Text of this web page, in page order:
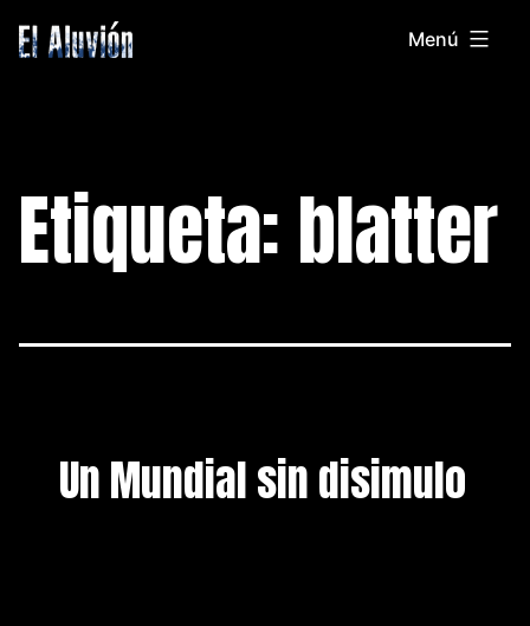
Saltar
El
Menú
Etiqueta:blatter
Un Mundial sin disimulo